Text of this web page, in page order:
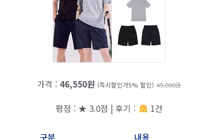
가격 : 46,550원 (즉시할인가5% 할인) 49,000원
평점 : ★ 3.0점 | 후기 : 1건
구분 내용